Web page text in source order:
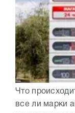
Что
все ли марки